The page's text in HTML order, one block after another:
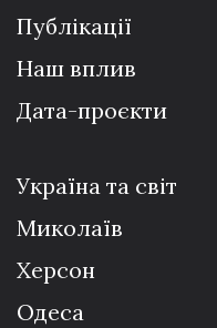
Публікації
Наш вплив
Дата-проєкти
Україна та світ
Миколаїв
Херсон
Одеса